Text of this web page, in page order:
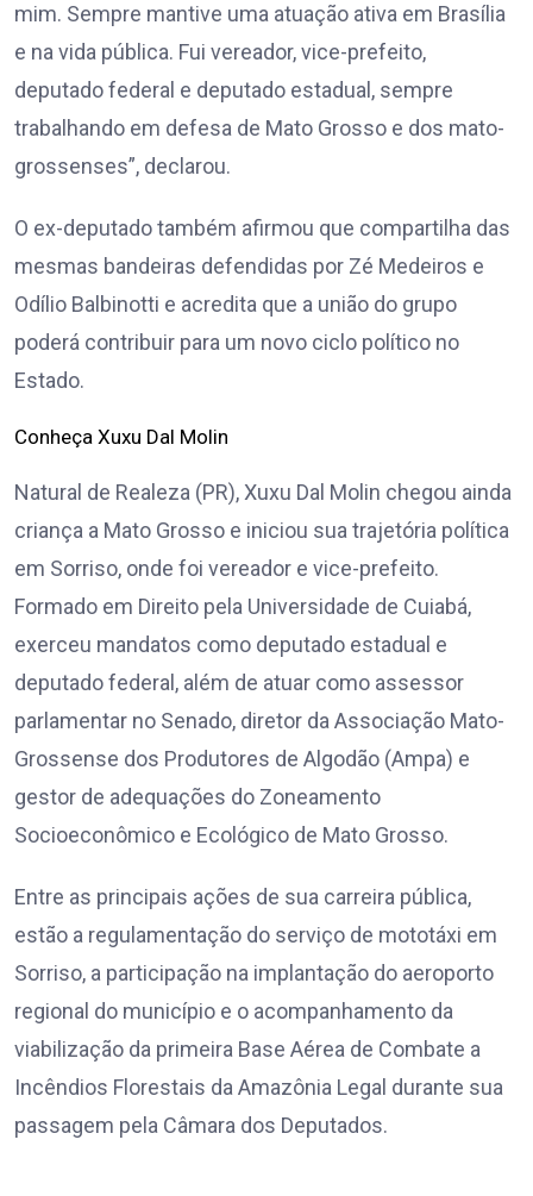
mim. Sempre mantive uma atuação ativa em Brasília
e na vida pública. Fui vereador, vice-prefeito,
deputado federal e deputado estadual, sempre
trabalhando em defesa de Mato Grosso e dos mato-
grossenses”, declarou.
O ex-deputado também afirmou que compartilha das
mesmas bandeiras defendidas por Zé Medeiros e
Odílio Balbinotti e acredita que a união do grupo
poderá contribuir para um novo ciclo político no
Estado.
Conheça Xuxu Dal Molin
Natural de Realeza (PR), Xuxu Dal Molin chegou ainda
criança a Mato Grosso e iniciou sua trajetória política
em Sorriso, onde foi vereador e vice-prefeito.
Formado em Direito pela Universidade de Cuiabá,
exerceu mandatos como deputado estadual e
deputado federal, além de atuar como assessor
parlamentar no Senado, diretor da Associação Mato-
Grossense dos Produtores de Algodão (Ampa) e
gestor de adequações do Zoneamento
Socioeconômico e Ecológico de Mato Grosso.
Entre as principais ações de sua carreira pública,
estão a regulamentação do serviço de mototáxi em
Sorriso, a participação na implantação do aeroporto
regional do município e o acompanhamento da
viabilização da primeira Base Aérea de Combate a
Incêndios Florestais da Amazônia Legal durante sua
passagem pela Câmara dos Deputados.